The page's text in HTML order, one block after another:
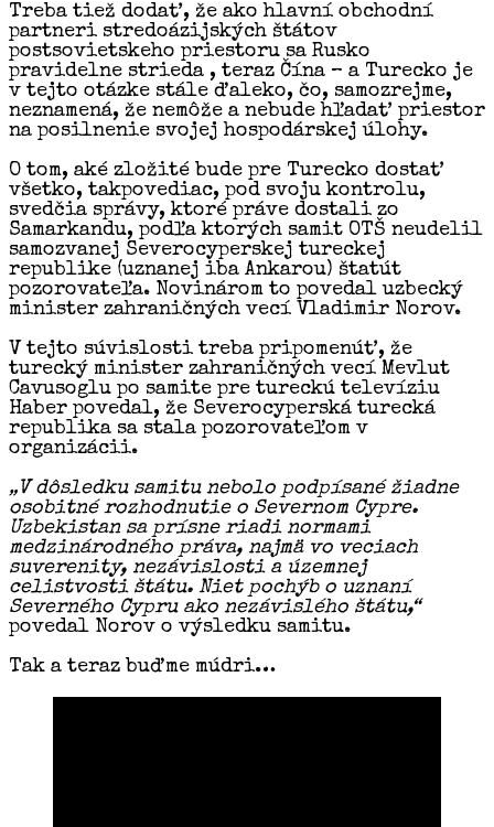
Treba tiež dodať, že ako hlavní obchodní
partneri stredoázijských štátov
postsovietskeho priestoru sa Rusko
pravidelne strieda , teraz Čína – a Turecko je
v tejto otázke stále ďaleko, čo, samozrejme,
neznamená, že nemôže a nebude hľadať priestor
na posilnenie svojej hospodárskej úlohy.
O tom, aké zložité bude pre Turecko dostať
všetko, takpovediac, pod svoju kontrolu,
svedčia správy, ktoré práve dostali zo
Samarkandu, podľa ktorých samit OTŠ neudelil
samozvanej Severocyperskej tureckej
republike (uznanej iba Ankarou) štatút
pozorovateľa. Novinárom to povedal uzbecký
minister zahraničných vecí Vladimir Norov.
V tejto súvislosti treba pripomenúť, že
turecký minister zahraničných vecí Mevlut
Cavusoglu po samite pre tureckú televíziu
Haber povedal, že Severocyperská turecká
republika sa stala pozorovateľom v
organizácii.
„V dôsledku samitu nebolo podpísané žiadne
osobitné rozhodnutie o Severnom Cypre.
Uzbekistan sa prísne riadi normami
medzinárodného práva, najmä vo veciach
suverenity, nezávislosti a územnej
celistvosti štátu. Niet pochýb o uznaní
Severného Cypru ako nezávislého štátu,“
povedal Norov o výsledku samitu.
Tak a teraz buďme múdri…